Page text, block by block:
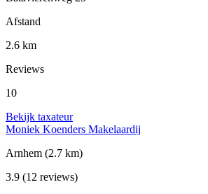
Afstand
2.6 km
Reviews
10
Bekijk taxateur
Moniek Koenders Makelaardij
Arnhem (2.7 km)
3.9 (12 reviews)